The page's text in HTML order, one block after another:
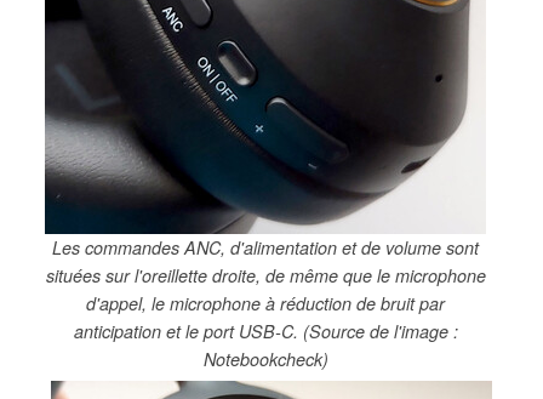
Les commandes ANC, d'alimentation et de volume sont
situées sur l'oreillette droite, de même que le microphone
d'appel, le microphone à réduction de bruit par
anticipation et le port USB-C. (Source de l'image :
Notebookcheck)